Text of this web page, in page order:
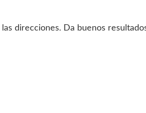
direcciones. Da buenos